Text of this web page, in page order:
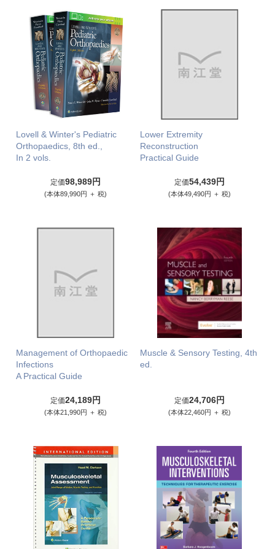
Lovell & Winter's Pediatric
Orthopaedics, 8th ed.,
In 2 vols.
定価98,989円
(本体89,990円 ＋ 税)
Lower Extremity
Reconstruction
Practical Guide
定価54,439円
(本体49,490円 ＋ 税)
Management of Orthopaedic
Infections
A Practical Guide
定価24,189円
(本体21,990円 ＋ 税)
Muscle & Sensory Testing, 4th
ed.
定価24,706円
(本体22,460円 ＋ 税)